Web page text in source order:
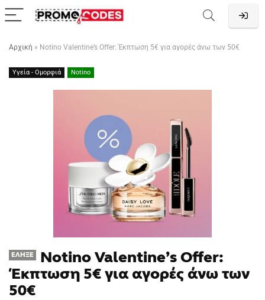
Αρχική » Notino Valentine’s Offer: Έκπτωση 5€ για αγορές άνω των 50€
Υγεία - Ομορφιά Notino
ΈΛΗΞΕ
Notino Valentine’s Offer:
Έκπτωση 5€ για αγορές άνω των
50€